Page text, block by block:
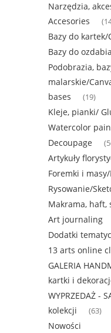
Narzędzia,
Accesories
Bazy do
Bazy do
Podobrazia,
malarskie/
bases
(19)
Kleje, pianki/
Watercolor
Decoupage
Artykuły
Foremki i
Rysowanie/
Makrama, haft,
Art journaling
Dodatki
13 arts online
GALERIA
kartki i
WYPRZEDAŻ -
kolekcji
(63)
Nowości